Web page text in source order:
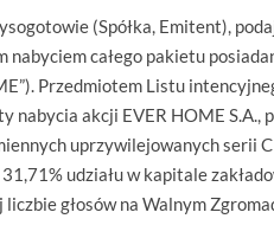
(Spółka, Emitent),
całego pakietu
Przedmiotem Listu
nabycia akcji EVER HOME
uprzywilejowanych serii
udziału w kapitale
głosów na Walnym